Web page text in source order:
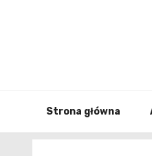
Strona główna